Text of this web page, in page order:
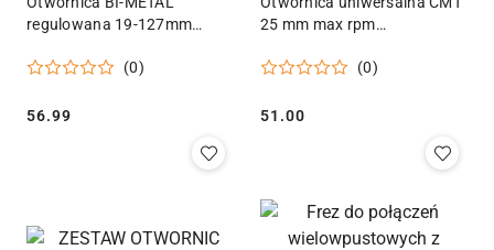
regulowana 19-127mm
(0)
Cena:
56.99
25 mm max rpm
(0)
Cena:
51.00